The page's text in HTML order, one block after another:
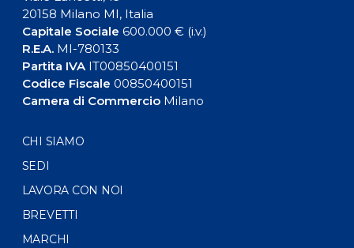
20158 Milano MI, Italia
Capitale Sociale 600.000 € (i.v.)
R.E.A.MI-780133
Partita IVAIT00850400151
Codice Fiscale 00850400151
Camera di CommercioMilano
CHI SIAMO
SEDI
LAVORA CON NOI
BREVETTI
MARCHI